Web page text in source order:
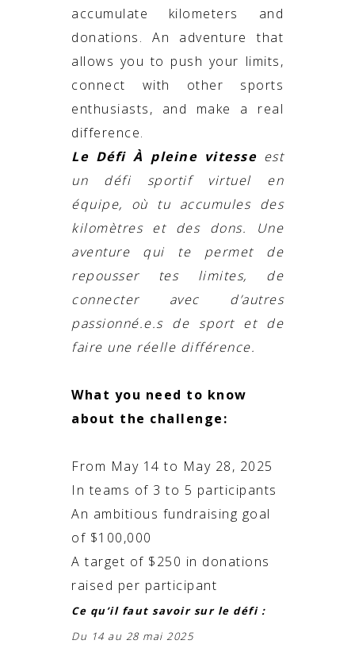
accumulate kilometers and
donations. An adventure that
allows you to push your limits,
connect with other sports
enthusiasts, and make a real
difference.
Le Défi À pleine vitesseest
un défi sportif virtuel en
équipe, où tu accumules des
kilomètres et des dons. Une
aventure qui te permet de
repousser tes limites, de
connecter avec d’autres
passionné.e.sde sport et de
faire une réelle différence.
What you need to know
about the challenge:
From May 14 to May 28, 2025
In teams of 3 to 5 participants
An ambitious fundraising goal
of $100,000
A target of $250 in donations
raised per participant
Ce qu’il faut savoir sur le défi :
Du 14 au 28 mai 2025